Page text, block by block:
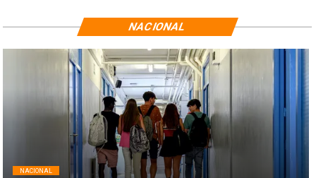
NACIONAL
NACIONAL